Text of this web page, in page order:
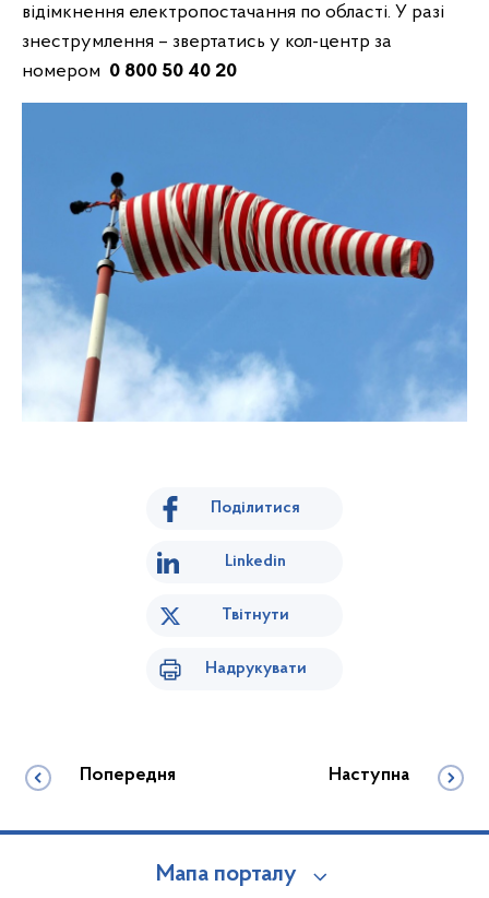
відімкнення електропостачання по області. У разі
знеструмлення – звертатись у кол-центр за
номером 0 800 50 40 20
Поділитися
Linkedin
Твітнути
Надрукувати
Попередня Наступна
Мапа порталу